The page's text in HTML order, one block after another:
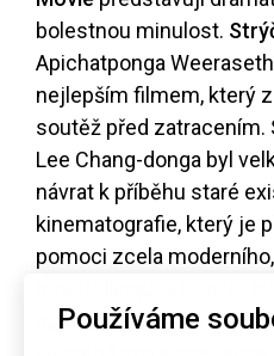
Používáme
bolestnou minulost.
Apichatponga
nejlepším filmem, který
soutěž před zatracením.
Lee Chang-donga byl
návrat k příběhu staré
kinematografie, který je
pomoci zcela
abstraktní zuřivost na